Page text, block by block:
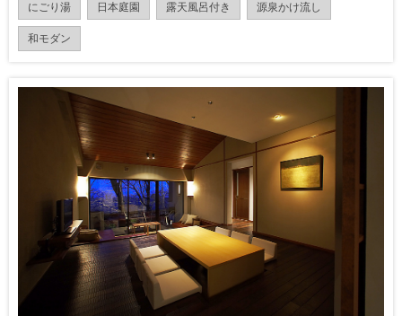
にごり湯 日本庭園 露天風呂付き 源泉かけ流し
和モダン